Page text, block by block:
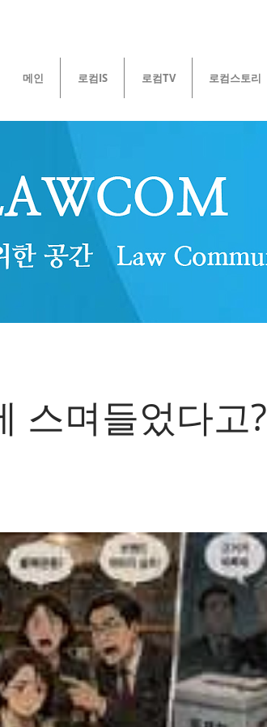
메인 로컴IS 로컴TV 로컴스토리
스며들었다고?